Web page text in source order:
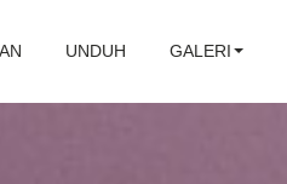
UNDUH GALERI